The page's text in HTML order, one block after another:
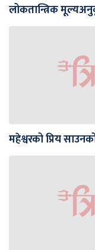
लोकतान्त्रिक
महेश्वरको प्रिय